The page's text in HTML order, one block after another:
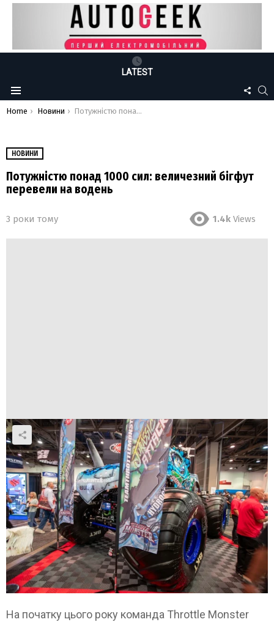
LATEST
Menu
US
You are here:
Home Новини Потужністю понад 1000 сил: величезний бігфут перевели на водень
НОВИНИ
Потужністю понад 1000 сил: величезний бігфут
перевели на водень
3 роки тому 1.4k Views
На початку цього року команда Throttle Monster